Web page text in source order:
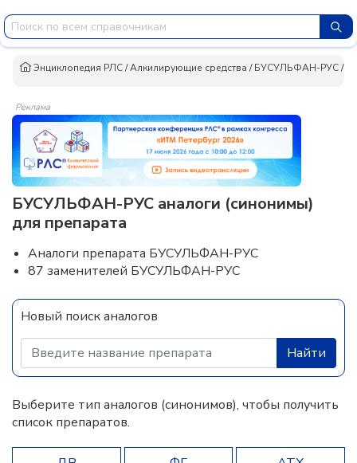
Энциклопедия РЛС/Алкилирующие средства /БУСУЛЬФАН-РУС/
Реклама
БУСУЛЬФАН-РУС аналоги (синонимы)
для препарата
Аналоги препарата БУСУЛЬФАН-РУС
87 заменителей БУСУЛЬФАН-РУС
Новый поиск аналогов
Найти
Выберите тип аналогов (синонимов), чтобы получить
список препаратов.